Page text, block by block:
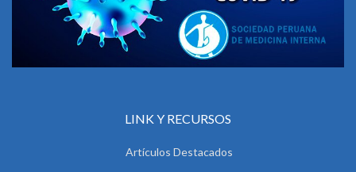
LINK Y RECURSOS
Artículos Destacados